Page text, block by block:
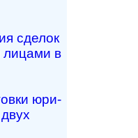
сделок
в
юри­